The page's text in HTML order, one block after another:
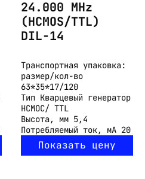
24.000 MHz
(HCMOS/TTL)
DIL-14
Транспортная упаковка:
размер/кол-во
63*35*17/120
Тип Кварцевый генератор
HCMOC/ TTL
Высота, мм 5,4
Потребляемый ток, мА 20
Показать цену